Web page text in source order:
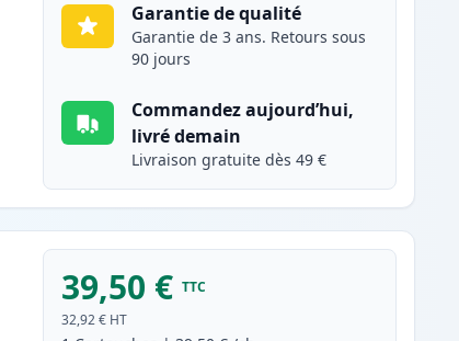
Garantie de qualité
Garantie de 3 ans. Retours sous
90 jours
Commandez aujourd’hui,
livré demain
Livraison gratuite dès 49 €
39,50 € TTC
32,92 € HT